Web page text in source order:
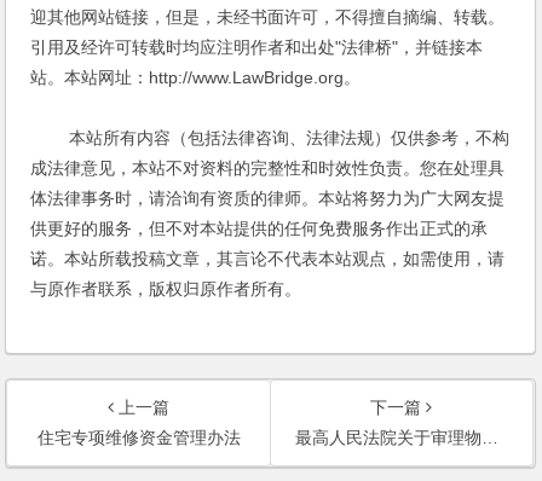
迎其他网站链接，但是，未经书面许可，不得擅自摘编、转载。
引用及经许可转载时均应注明作者和出处"法律桥"，并链接本
站。本站网址：http://www.LawBridge.org。
本站所有内容（包括法律咨询、法律法规）仅供参考，不构
成法律意见，本站不对资料的完整性和时效性负责。您在处理具
体法律事务时，请洽询有资质的律师。本站将努力为广大网友提
供更好的服务，但不对本站提供的任何免费服务作出正式的承
诺。本站所载投稿文章，其言论不代表本站观点，如需使用，请
与原作者联系，版权归原作者所有。
上一篇
住宅专项维修资金管理办法
下一篇
最高人民法院关于审理物业服务纠纷案件具体应用法律若干问题的解释